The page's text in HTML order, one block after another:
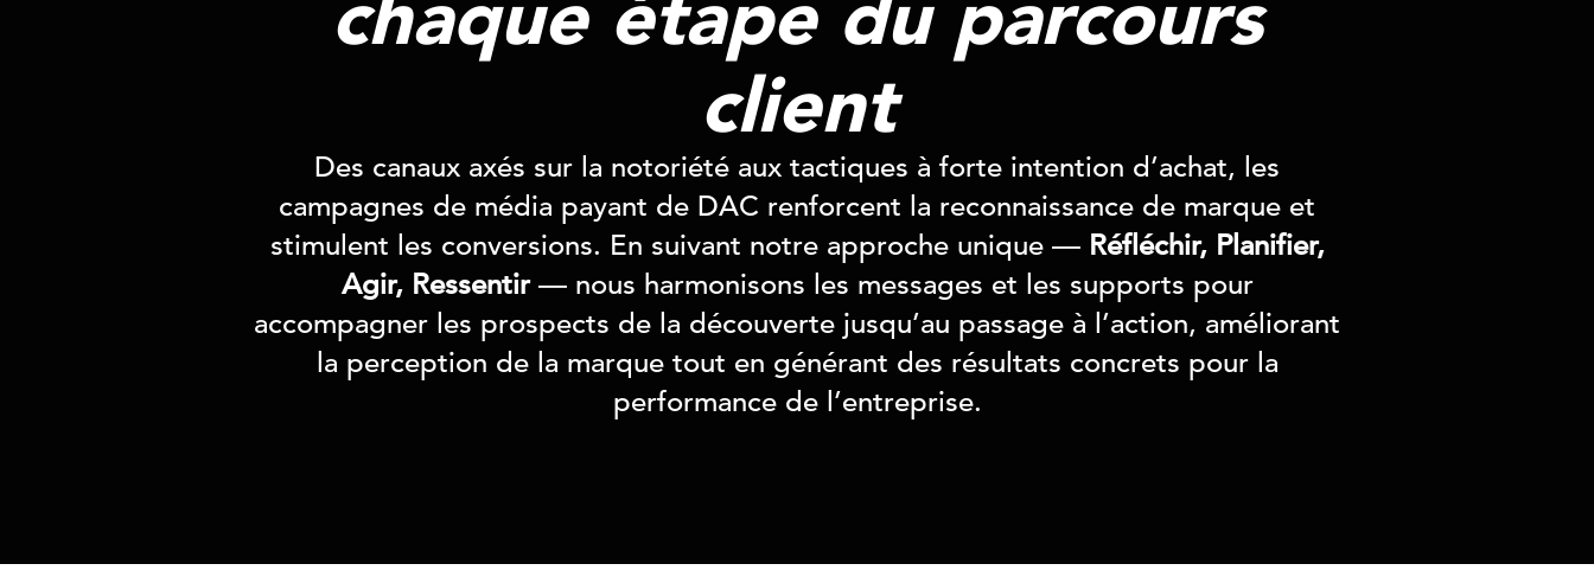
client
Des canaux axés sur la notoriété aux tactiques à forte intention d’achat, les
campagnes de média payant de DAC renforcent la reconnaissance de marque et
stimulent les conversions. En suivant notre approche unique — Réfléchir, Planifier,
Agir, Ressentir— nous harmonisons les messages et les supports pour
accompagner les prospects de la découverte jusqu’au passage à l’action, améliorant
la perception de la marque tout en générant des résultats concrets pour la
performance de l’entreprise.